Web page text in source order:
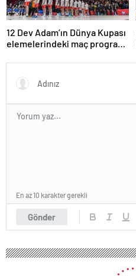
12 Dev Adam’ın Dünya Kupası
elemelerindeki maç programı
Gönder
En az 10 karakter gerekli